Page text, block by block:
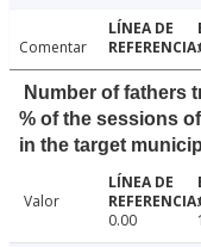
Comentar
Number of fathers
% of the sessions
in the target
Valor
0.00